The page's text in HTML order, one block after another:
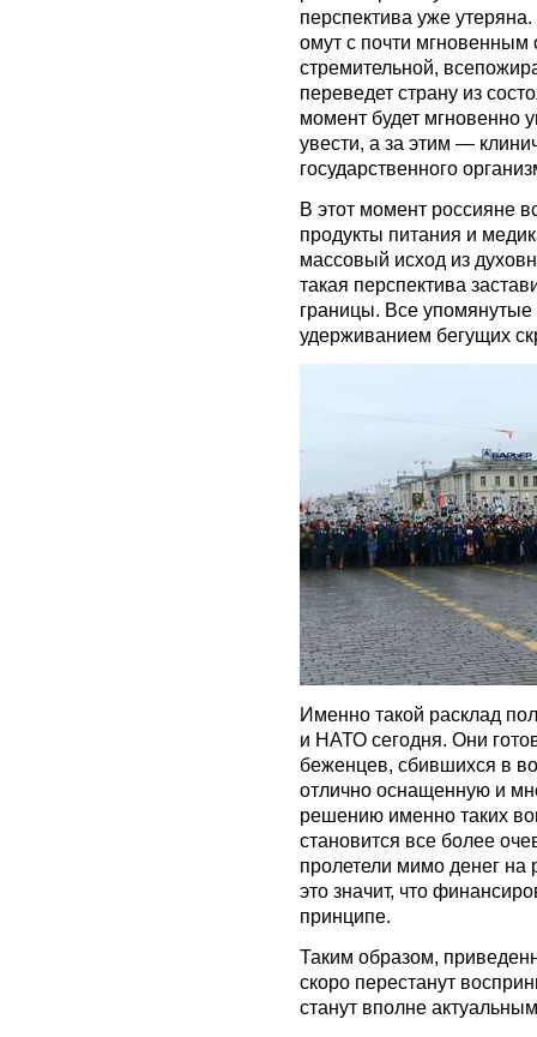
перспектива уже
омут с почти
стремительной,
переведет страну из
момент будет мгновенно
увести, а за этим —
государственного
В этот момент россияне
продукты питания и
массовый исход из
такая перспектива
границы. Все
удерживанием бегущих
Именно такой расклад
и НАТО сегодня. Они
беженцев, сбившихся в
отлично оснащенную и
решению именно таких
становится все более
пролетели мимо денег на
это значит, что
принципе.
Таким образом,
скоро перестанут
станут вполне